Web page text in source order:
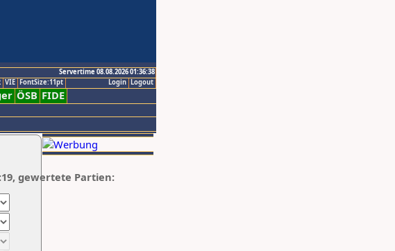
Servertime 08.08.2026 01:36:38
Logout
Login
VIE FontSize:11pt
ÖSB FIDE
gewertete Partien: